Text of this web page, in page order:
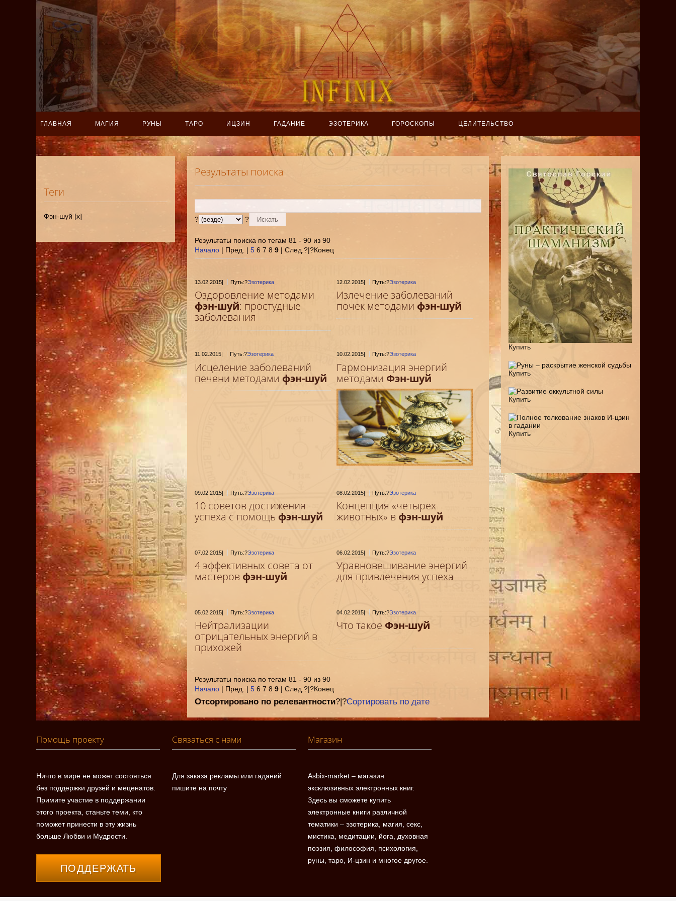
ГЛАВНАЯ МАГИЯ РУНЫ ТАРО ИЦЗИН ГАДАНИЕ ЭЗОТЕРИКА ГОРОСКОПЫ ЦЕЛИТЕЛЬСТВО
Теги
Фэн-шуй [x]
Результаты поиска
? ?
Результаты поиска по тегам 81 - 90 из 90
Начало | Пред. | 5 6 7 8 9 | След.?|?Конец
13.02.2015| Путь:?Эзотерика
Оздоровление методами
фэн-шуй: простудные
заболевания
12.02.2015| Путь:?Эзотерика
Излечение заболеваний
почек методами фэн-шуй
11.02.2015| Путь:?Эзотерика
Исцеление заболеваний
печени методами фэн-шуй
10.02.2015| Путь:?Эзотерика
Гармонизация энергий
методами Фэн-шуй
09.02.2015| Путь:?Эзотерика
10 советов достижения
успеха с помощь фэн-шуй
08.02.2015| Путь:?Эзотерика
Концепция «четырех
животных» в фэн-шуй
07.02.2015| Путь:?Эзотерика
4 эффективных совета от
мастеров фэн-шуй
06.02.2015| Путь:?Эзотерика
Уравновешивание энергий
для привлечения успеха
05.02.2015| Путь:?Эзотерика
Нейтрализации
отрицательных энергий в
прихожей
04.02.2015| Путь:?Эзотерика
Что такое Фэн-шуй
Результаты поиска по тегам 81 - 90 из 90
Начало | Пред. | 5 6 7 8 9 | След.?|?Конец
Отсортировано по релевантности?|?Сортировать по дате
Купить
Купить
Купить
Купить
Помощь проекту
Ничто в мире не может состояться
без поддержки друзей и меценатов.
Примите участие в поддержании
этого проекта, станьте теми, кто
поможет принести в эту жизнь
больше Любви и Мудрости.
ПОДДЕРЖАТЬ
Связаться с нами
Для заказа рекламы или гаданий
пишите на почту
Магазин
Asbix-market – магазин
эксклюзивных электронных книг.
Здесь вы сможете купить
электронные книги различной
тематики – эзотерика, магия, секс,
мистика, медитации, йога, духовная
поэзия, философия, психология,
руны, таро, И-цзин и многое другое.